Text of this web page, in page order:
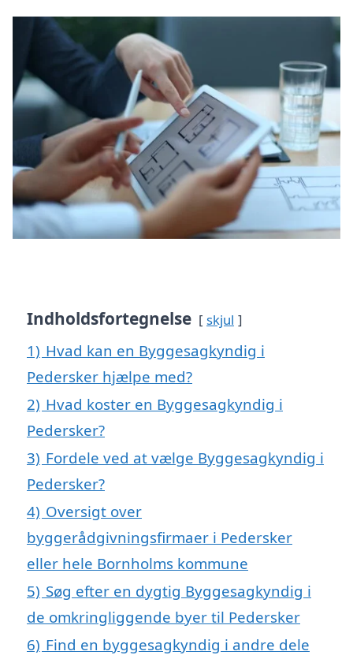
Indholdsfortegnelse skjul
1) Hvad kan en Byggesagkyndig i
Pedersker hjælpe med?
2) Hvad koster en Byggesagkyndig i
Pedersker?
3) Fordele ved at vælge Byggesagkyndig i
Pedersker?
4) Oversigt over
byggerådgivningsfirmaer i Pedersker
eller hele Bornholms kommune
5) Søg efter en dygtig Byggesagkyndig i
de omkringliggende byer til Pedersker
6) Find en byggesagkyndig i andre dele